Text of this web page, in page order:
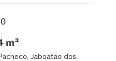
m²
Jaboatão dos